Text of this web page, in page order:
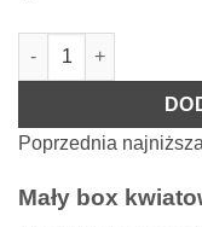
ilość Rose Belle Box
Poprzednia
Mały box